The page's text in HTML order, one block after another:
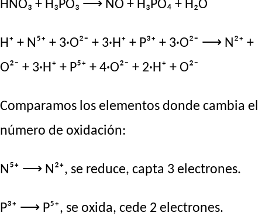
HNO₃ + H₃PO₃ ⟶ NO + H₃PO₄ + H₂O
H⁺ + N⁵⁺ + 3·O²⁻ + 3·H⁺ + P³⁺ + 3·O²⁻ ⟶ N²⁺ +
O²⁻ + 3·H⁺ + P⁵⁺ + 4·O²⁻ + 2·H⁺ + O²⁻
Comparamos los elementos donde cambia el
número de oxidación:
N⁵⁺ ⟶ N²⁺, se reduce, capta 3 electrones.
P³⁺ ⟶ P⁵⁺, se oxida, cede 2 electrones.